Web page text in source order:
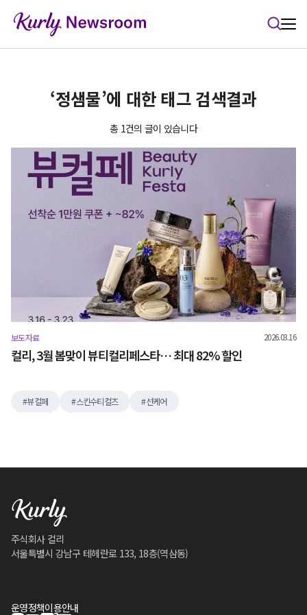
‘정샘물’에 대한 태그 검색결과
총 1건의 글이 있습니다
보도자료 2026.03.16
컬리, 3월 봄맞이 뷰티컬리페스타… 최대 82% 할인
뷰컬페 스킨수티컬즈 선케어
주식회사 컬리
서울특별시 강남구 테헤란로 133, 18층(역삼동)
운영정책이용안내